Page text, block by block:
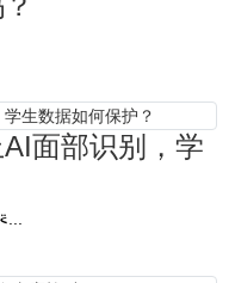
面部识别，学
硅谷洞察此前在《2018年AI+教育美国࠵...